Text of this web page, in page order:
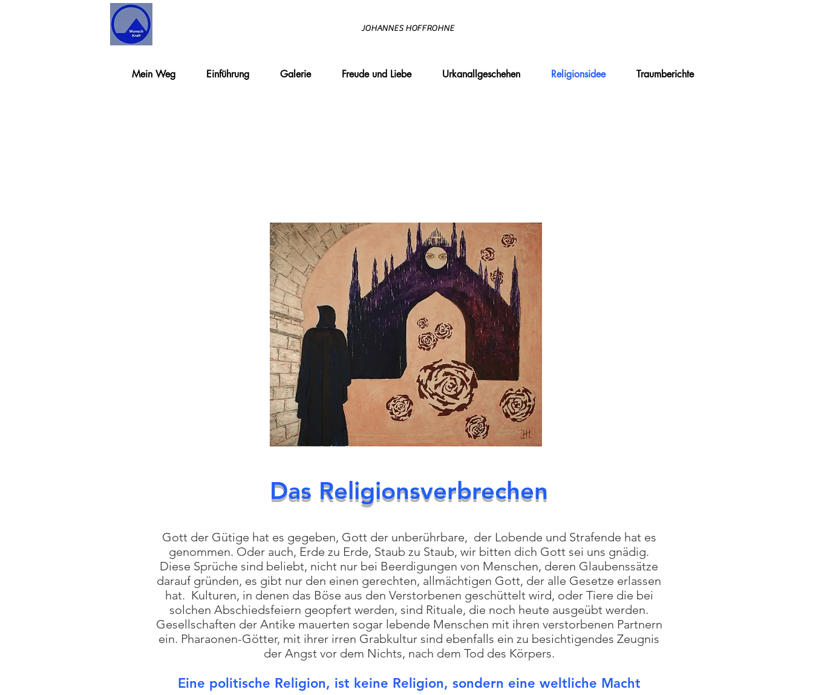
JOHANNES HOFFROHNE
Mein Weg Einführung Galerie Freude und Liebe Urkanallgeschehen Religionsidee Traumberichte
Das Religionsverbrechen
Gott der Gütige hat es gegeben, Gott der unberührbare, der Lobende und Strafende hat es
genommen. Oder auch, Erde zu Erde, Staub zu Staub, wir bitten dich Gott sei uns gnädig.
Diese Sprüche sind beliebt, nicht nur bei Beerdigungen von Menschen, deren Glaubenssätze
darauf gründen, es gibt nur den einen gerechten, allmächtigen Gott, der alle Gesetze erlassen
hat. Kulturen, in denen das Böse aus den Verstorbenen geschüttelt wird, oder Tiere die bei
solchen Abschiedsfeiern geopfert werden, sind Rituale, die noch heute ausgeübt werden.
Gesellschaften der Antike mauerten sogar lebende Menschen mit ihren verstorbenen Partnern
ein. Pharaonen-Götter, mit ihrer irren Grabkultur sind ebenfalls ein zu besichtigendes Zeugnis
der Angst vor dem Nichts, nach dem Tod des Körpers.
Eine politische Religion, ist keine Religion, sondern eine weltliche Macht